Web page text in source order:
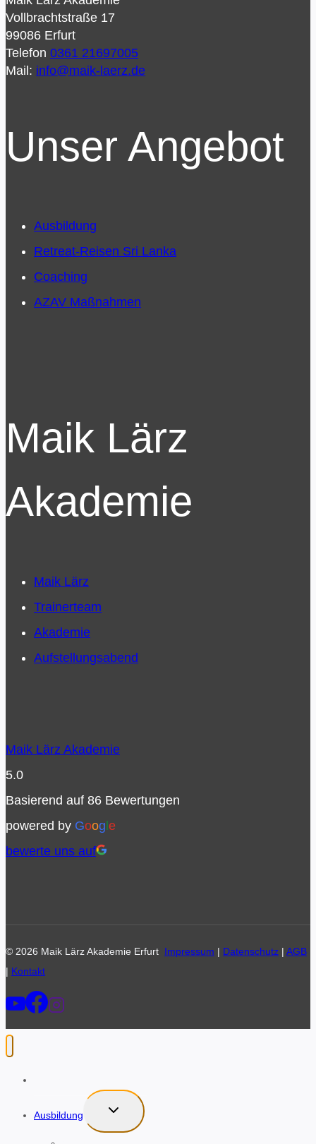
Vollbrachtstraße 17
99086 Erfurt
Telefon 0361 21697005
Mail: info@maik-laerz.de
Unser Angebot
Ausbildung
Retreat-Reisen Sri Lanka
Coaching
AZAV Maßnahmen
Maik Lärz
Akademie
Maik Lärz
Trainerteam
Akademie
Aufstellungsabend
Maik Lärz Akademie
5.0
Basierend auf 86 Bewertungen
powered by Google
bewerte uns auf
© 2026 Maik Lärz Akademie Erfurt Impressum | Datenschutz | AGB
| Kontakt
Ausbildung
UNTERMENÜ
UMSCHALTEN